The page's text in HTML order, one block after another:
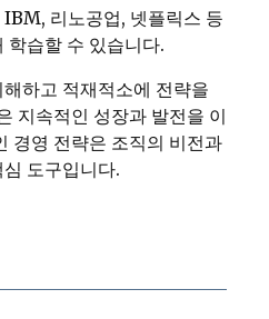
리노공업, 넷플릭스 등
학습할 수 있습니다.
하고 적재적소에 전략을
지속적인 성장과 발전을 이
경영 전략은 조직의 비전과
도구입니다.